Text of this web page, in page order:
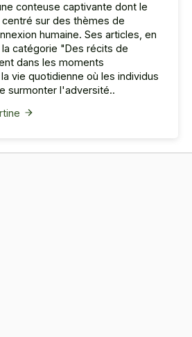
conteuse captivante dont le
sur des thèmes de
humaine. Ses articles, en
catégorie "Des récits de
dans les moments
vie quotidienne où les individus
surmonter l'adversité..